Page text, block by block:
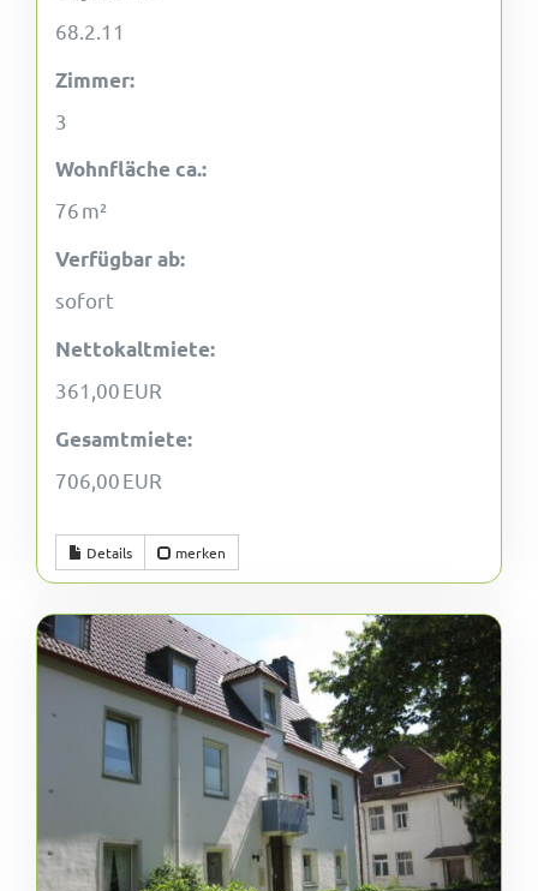
68.2.11
Zimmer:
3
Wohnfläche ca.:
76 m²
Verfügbar ab:
sofort
Nettokaltmiete:
361,00 EUR
Gesamtmiete:
706,00 EUR
Details merken